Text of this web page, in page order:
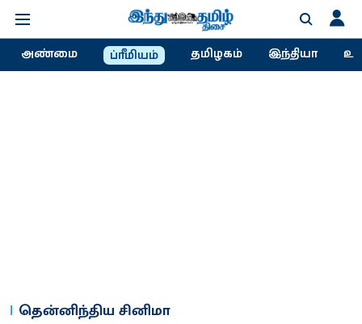
அண்மை ப்ரீமியம் தமிழகம் இந்தியா
தென்னிந்திய சினிமா